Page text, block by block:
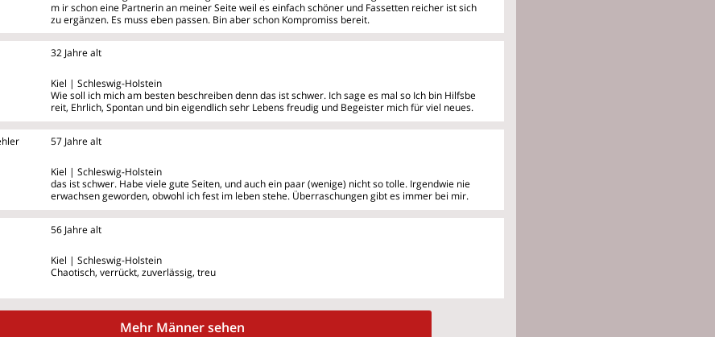
m ir schon eine Partnerin an meiner Seite weil es einfach schöner und Fassetten reicher ist sich
zu ergänzen. Es muss eben passen. Bin aber schon Kompromiss bereit.
32 Jahre alt
Kiel | Schleswig-Holstein
Wie soll ich mich am besten beschreiben denn das ist schwer. Ich sage es mal so Ich bin Hilfsbe
reit, Ehrlich, Spontan und bin eigendlich sehr Lebens freudig und Begeister mich für viel neues.
57 Jahre alt
Kiel | Schleswig-Holstein
das ist schwer. Habe viele gute Seiten, und auch ein paar (wenige) nicht so tolle. Irgendwie nie
erwachsen geworden, obwohl ich fest im leben stehe. Überraschungen gibt es immer bei mir.
56 Jahre alt
Kiel | Schleswig-Holstein
Chaotisch, verrückt, zuverlässig, treu
Mehr Männer sehen